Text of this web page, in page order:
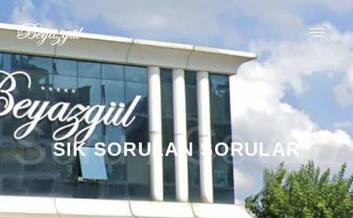
SIK SORULAN SORULAR
Soru / Cevap